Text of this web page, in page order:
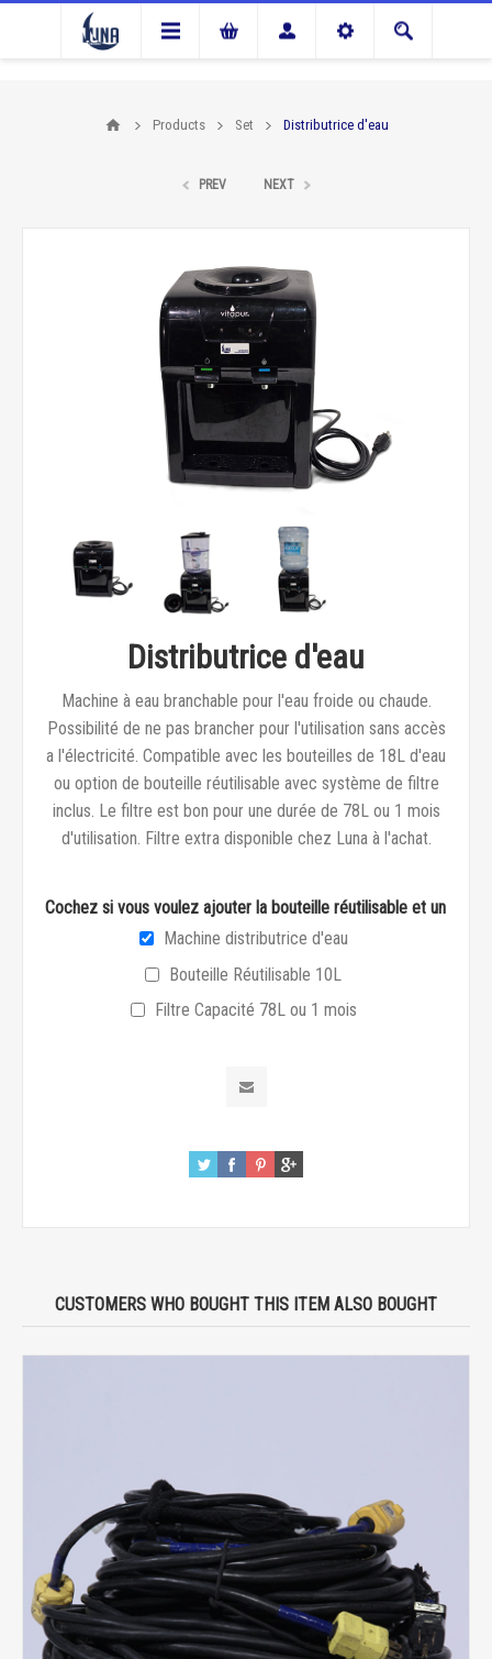
Products Set Distributrice d'eau
PREV NEXT
Distributrice d'eau
Machine à eau branchable pour l'eau froide ou chaude.
Possibilité de ne pas brancher pour l'utilisation sans accès
a l'électricité. Compatible avec les bouteilles de 18L d'eau
ou option de bouteille réutilisable avec système de filtre
inclus. Le filtre est bon pour une durée de 78L ou 1 mois
d'utilisation. Filtre extra disponible chez Luna à l'achat.
Cochez si vous voulez ajouter la bouteille réutilisable et un filtre
Machine distributrice d'eau
Bouteille Réutilisable 10L
Filtre Capacité 78L ou 1 mois
CUSTOMERS WHO BOUGHT THIS ITEM ALSO BOUGHT